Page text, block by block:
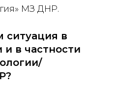
МЗ ДНР.
ситуация в
и в частности